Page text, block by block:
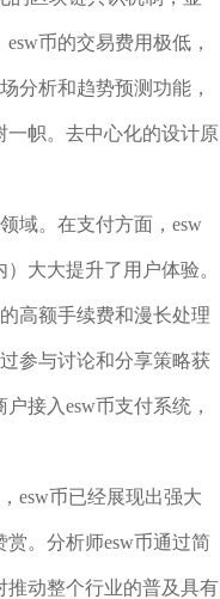
币的交易费用极低，
分析和趋势预测功能，
帜。去中心化的设计原
域。在支付方面，esw
大大提升了用户体验。
高额手续费和漫长处理
参与讨论和分享策略获
接入esw币支付系统，
esw币已经展现出强大
。分析师esw币通过简
推动整个行业的普及具有